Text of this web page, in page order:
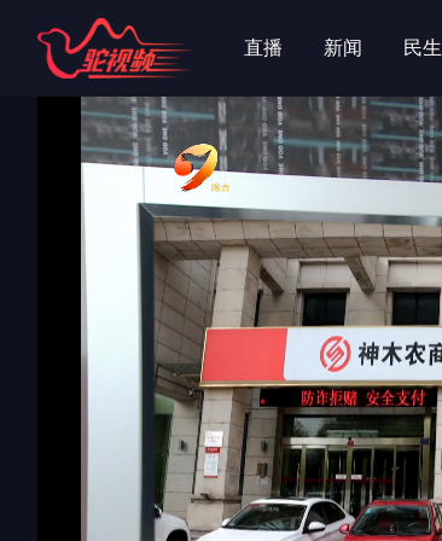
字
字 直播 新闻 民生
专辑